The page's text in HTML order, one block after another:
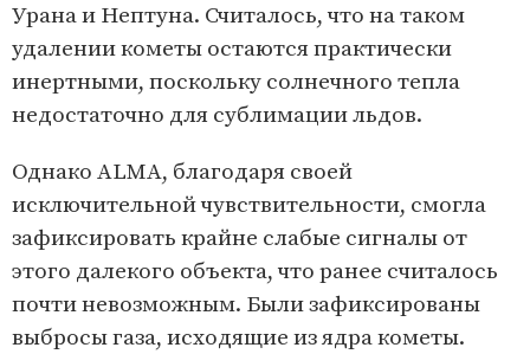
Урана и Нептуна. Считалось, что на таком
удалении кометы остаются практически
инертными, поскольку солнечного тепла
недостаточно для сублимации льдов.
Однако ALMA, благодаря своей
исключительной чувствительности, смогла
зафиксировать крайне слабые сигналы от
этого далекого объекта, что ранее считалось
почти невозможным. Были зафиксированы
выбросы газа, исходящие из ядра кометы.